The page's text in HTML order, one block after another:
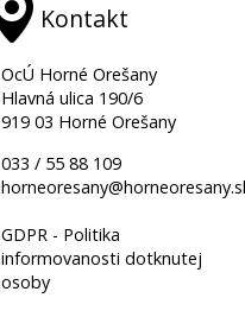
Kontakt
OcÚ Horné Orešany
Hlavná ulica 190/6
919 03 Horné Orešany
033 / 55 88 109
GDPR - Politika
informovanosti dotknutej
osoby